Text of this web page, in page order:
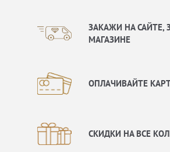
ЗАКАЖИ НА САЙТЕ,
МАГАЗИНЕ
ОПЛАЧИВАЙТЕ
СКИДКИ НА ВСЕ